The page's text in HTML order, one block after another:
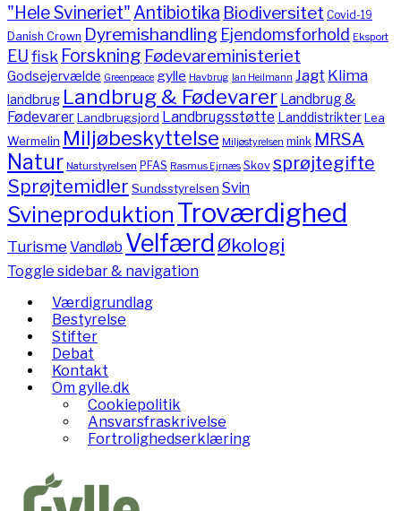
"Hele Svineriet" Antibiotika Biodiversitet Covid-19
Danish Crown Dyremishandling Ejendomsforhold Eksport
EUfisk Forskning Fødevareministeriet
Godsejervælde Greenpeace gylle Havbrug Ian Heilmann Jagt Klima
landbrug Landbrug & Fødevarer Landbrug &
FødevarerLandbrugsjord Landbrugsstøtte LanddistrikterLea
Wermelin Miljøbeskyttelse Miljøstyrelsen mink MRSA
Natur Naturstyrelsen PFAS Rasmus Ejrnæs Skov sprøjtegifte
Sprøjtemidler Sundsstyrelsen Svin
Svineproduktion Troværdighed
TurismeVandløb Velfærd Økologi
Toggle sidebar & navigation
Værdigrundlag
Bestyrelse
Stifter
Debat
Kontakt
Om gylle.dk
Cookiepolitik
Ansvarsfraskrivelse
Fortrolighedserklæring